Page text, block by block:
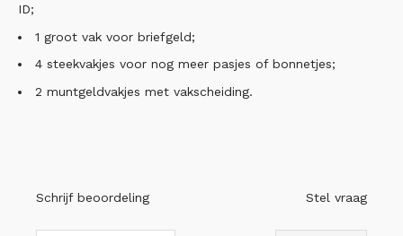
ID;
1 groot vak voor briefgeld;
4 steekvakjes voor nog meer pasjes of bonnetjes;
2 muntgeldvakjes met vakscheiding.
Schrijf beoordeling Stel vraag